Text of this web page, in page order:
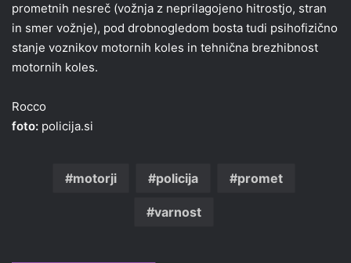
prometnih nesreč (vožnja z neprilagojeno hitrostjo, stran
in smer vožnje), pod drobnogledom bosta tudi psihofizično
stanje voznikov motornih koles in tehnična brezhibnost
motornih koles.
Rocco
foto: policija.si
motorji policija promet
varnost